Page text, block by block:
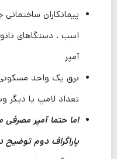
آمپر
برق یک واحد مسکونی
تعداد لامپ یا دیگر
اما حتما آمپر مصرفی